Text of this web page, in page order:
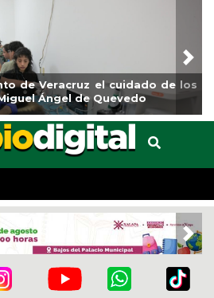
el cuidado de los
de Quevedo
La
de